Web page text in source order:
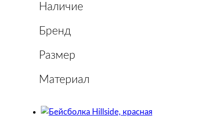
Наличие
Бренд
Размер
Материал